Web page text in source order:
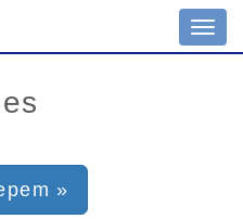
»